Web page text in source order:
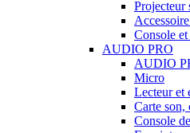
Projecteur
Console
AUDIO PRO
AUDIO
Micro
Lecteur et
Carte
Console